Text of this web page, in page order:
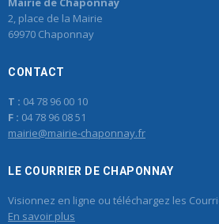
2, place de la Mairie
69970 Chaponnay
CONTACT
T : 04 78 96 00 10
F : 04 78 96 08 51
mairie@mairie-chaponnay.fr
LE COURRIER DE CHAPONNAY
Visionnez en ligne ou téléchargez les
En savoir plus